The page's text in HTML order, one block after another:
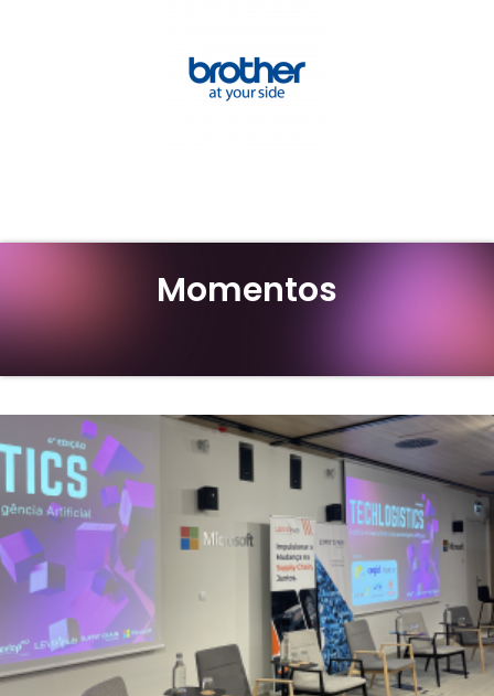
Momentos